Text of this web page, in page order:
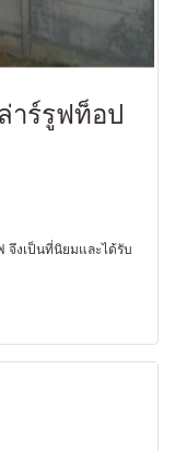
าร์รูฟท็อป
จึงเป็นที่นิยมและได้รับ